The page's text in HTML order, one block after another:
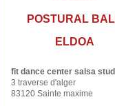
POSTURAL
ELDOA
fit dance center salsa
3 traverse d'alger
83120 Sainte maxime